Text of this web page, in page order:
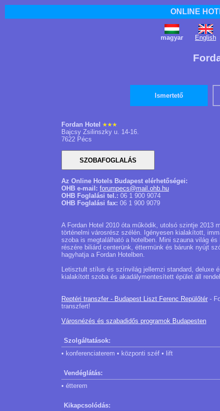
ONLINE
magyar English
Ismertető
Fordan Hotel
Bajcsy Zsilinszky u. 14-16.
7622 Pécs
Az Online Hotels Budapest elérhetőségei:
OHB e-mail: forumpecs@mail.ohb.hu
OHB Foglalási tel.: 06 1 900 9074
OHB Foglalási fax: 06 1 900 9079
A Fordan Hotel 2010 óta működik, utolsó szintje 2013
történelmi városrész szélén. Igényesen kialakított,
szoba is megtalálható a hotelben. Mini szauna világ
részére biliárd centerünk, éttermünk és bárunk nyújt
hagyhatja a Fordan Hotelben.
Letisztult stílus és színvilág jellemzi standard, deluxe
kialakított szoba és akadálymentesített épület áll
Reptéri transzfer - Budapest Liszt Ferenc Repülőtér -
transzfert!
Városnézés és szabadidős programok Budapesten
Szolgáltatások:
• konferenciaterem • központi széf • lift
Vendéglátás:
• étterem
Kikapcsolódás: